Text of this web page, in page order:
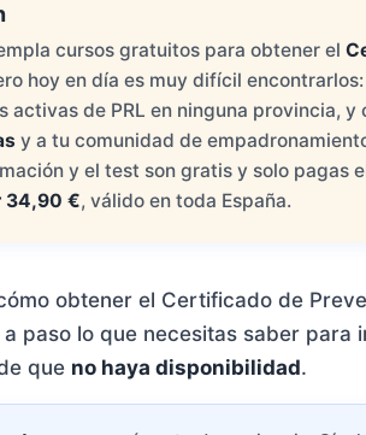
cursos gratuitos para obtener el
hoy en día es muy difícil
activas de PRL en ninguna provincia,
y a tu comunidad de
y el test son gratis y solo pagas
34,90 €, válido en toda España.
obtener el Certificado de
paso lo que necesitas saber
que no haya disponibilidad.